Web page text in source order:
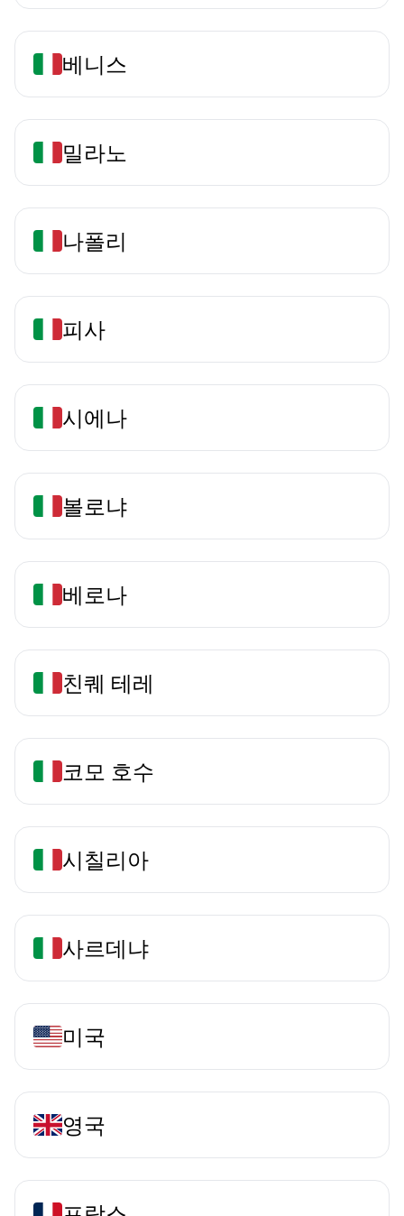
베니스
밀라노
나폴리
피사
시에나
볼로냐
베로나
친퀘 테레
코모 호수
시칠리아
사르데냐
미국
영국